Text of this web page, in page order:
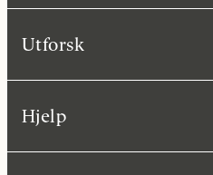
Utforsk
Hjelp